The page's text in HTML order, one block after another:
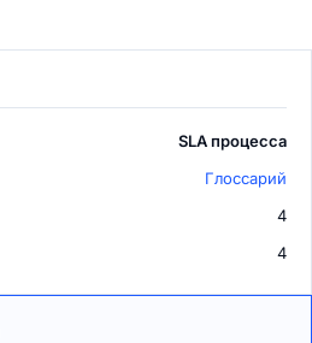
SLA процесса
Глоссарий
4
4